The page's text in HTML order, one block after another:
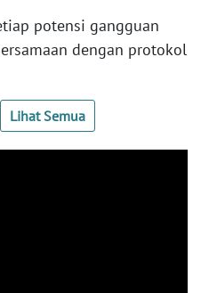
potensi gangguan
dengan protokol
Lihat Semua